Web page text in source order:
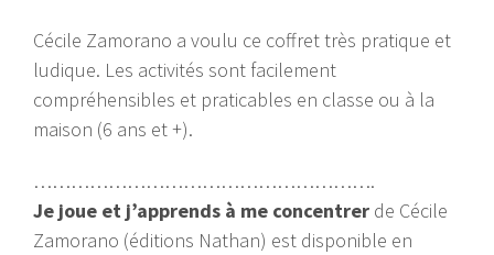
Cécile Zamorano a voulu ce coffret très pratique et
ludique. Les activités sont facilement
compréhensibles et praticables en classe ou à la
maison (6 ans et +).
……………………………………………….
Je joue et j’apprends à me concentrer de Cécile
Zamorano (éditions Nathan) est disponible en